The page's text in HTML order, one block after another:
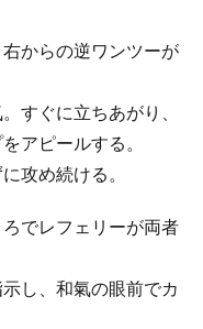
からの逆ワンツーが
すぐに立ちあがり、
アピールする。
攻め続ける。
でレフェリーが両者
し、和氣の眼前でカ